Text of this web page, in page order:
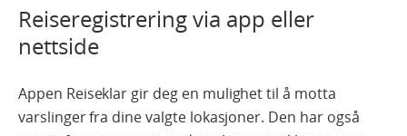
Reiseregistrering via app eller
nettside
Appen Reiseklar gir deg en mulighet til å motta
varslinger fra dine valgte lokasjoner. Den har også